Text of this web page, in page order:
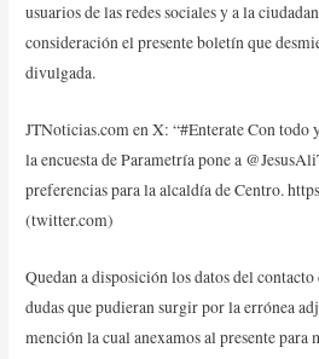
usuarios de las redes sociales y a la
consideración el presente boletín que
divulgada.
JTNoticias.com en X: “#Enterate Con todo
la encuesta de Parametría pone a
preferencias para la alcaldía de Centro.
(twitter.com)
Quedan a disposición los datos del
dudas que pudieran surgir por la errónea
mención la cual anexamos al presente para